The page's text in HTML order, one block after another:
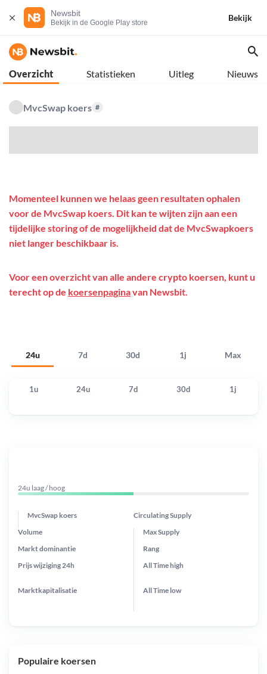
Newsbit
Bekijk in de Google Play store
Bekijk
Overzicht Statistieken Uitleg Nieuws
MvcSwap koers #
24u 7d 30d 1j Max
Momenteel kunnen we helaas geen resultaten ophalen
voor de MvcSwap koers. Dit kan te wijten zijn aan een
tijdelijke storing of de mogelijkheid dat de MvcSwapkoers
niet langer beschikbaar is.
Voor een overzicht van alle andere crypto koersen, kunt u
terecht op de koersenpaginavan Newsbit.
1u 24u 7d 30d 1j
24u laag / hoog
MvcSwap koers Circulating Supply
Prijs wijziging 24h
Max Supply
Markt dominantie
Marktkapitalisatie
Volume
Rang
All Timehigh
All Time low
Populaire koersen